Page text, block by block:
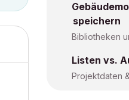
speichern
Bibliotheken
Listen vs.
Projektdaten